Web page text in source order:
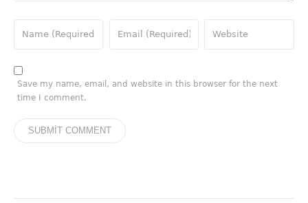
Save my name, email, and website in this browser for the next
time I comment.